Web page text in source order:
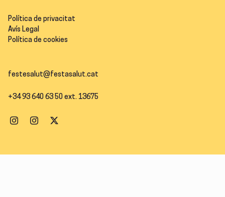
Política de privacitat
Avís Legal
Política de cookies
festesalut@festasalut.cat
+34 93 640 63 50 ext. 13675